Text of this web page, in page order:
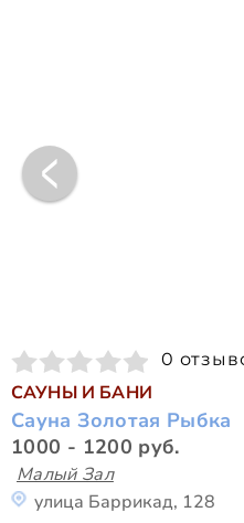
0
САУНЫ И БАНИ
Сауна Золотая Рыбка
1000 - 1200 руб.
Малый Зал
улица Баррикад, 128